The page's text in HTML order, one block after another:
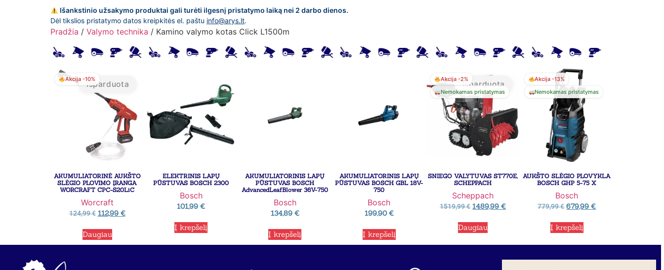
Išankstinio užsakymo produktai gali turėti ilgesnį pristatymo laiką nei 2 darbo dienos.
Dėl tikslios pristatymo datos kreipkitės el. paštu info@arys.lt.
Pradžia / Valymo technika / Kamino valymo kotas Click L1500m
Akcija -10%
Išparduota
AKUMULIATORINĖ AUKŠTO
SLĖGIO PLOVIMO ĮRANGA
WORCRAFT CPC-S20LiC
Worcraft
124,99€ 112,99 €
Daugiau
ELEKTRINIS LAPŲ
PŪSTUVAS BOSCH 2300
Bosch
101,99€
Į krepšelį
AKUMULIATORINIS LAPŲ
PŪSTUVAS BOSCH
AdvancedLeafBlower 36V-750
Bosch
134,89 €
Į krepšelį
AKUMULIATORINIS LAPŲ
PŪSTUVAS BOSCH GBL 18V-
750
Bosch
199,90€
Į krepšelį
Akcija -2%
Nemokamas pristatymas
Išparduota
SNIEGO VALYTUVAS ST770E,
SCHEPPACH
Scheppach
1519,99€ 1489,99€
Daugiau
Akcija -13%
Nemokamas pristatymas
AUKŠTO SLĖGIO PLOVYKLA
BOSCH GHP 5-75 X
Bosch
779,99€ 679,99€
Į krepšelį